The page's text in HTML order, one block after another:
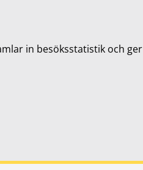
in besöksstatistik och ger